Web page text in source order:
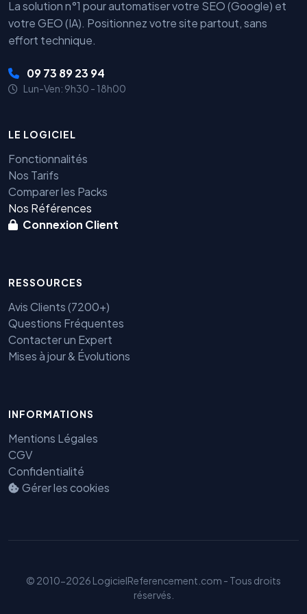
La solution n°1 pour automatiser votre SEO (Google) et
votre GEO (IA). Positionnez votre site partout, sans
effort technique.
09 73 89 23 94
Lun-Ven: 9h30 - 18h00
LE LOGICIEL
Fonctionnalités
Nos Tarifs
Comparer les Packs
Nos Références
Connexion Client
RESSOURCES
Avis Clients (7200+)
Questions Fréquentes
Contacter un Expert
Mises à jour & Évolutions
INFORMATIONS
Mentions Légales
CGV
Confidentialité
Gérer les cookies
© 2010-2026 LogicielReferencement.com - Tous droits
réservés.